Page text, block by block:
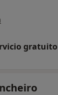
gratuito